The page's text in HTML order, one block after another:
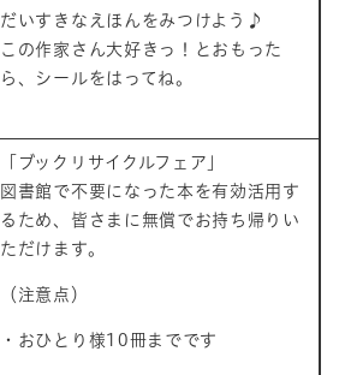
​だいすきなえほんをみつけよう♪
この作家さん大好きっ！とおもった
ら、シールをはってね。
「ブックリサイクルフェア」
​図書館で不要になった本を有効活用す
るため、皆さまに無償でお持ち帰りい
ただけます。
（注意点）
・おひとり様10冊までです